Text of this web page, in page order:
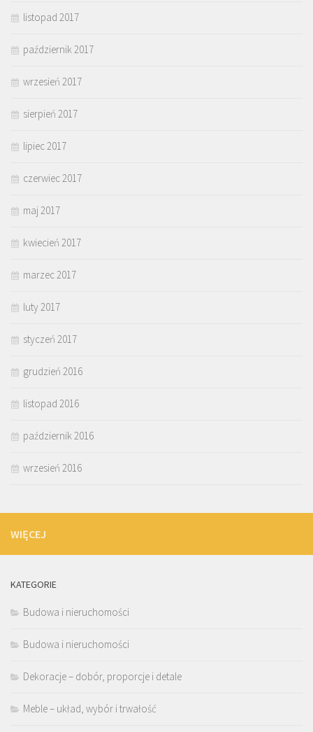
listopad 2017
październik 2017
wrzesień 2017
sierpień 2017
lipiec 2017
czerwiec 2017
maj 2017
kwiecień 2017
marzec 2017
luty 2017
styczeń 2017
grudzień 2016
listopad 2016
październik 2016
wrzesień 2016
WIĘCEJ
KATEGORIE
Budowa i nieruchomości
Budowa i nieruchomości
Dekoracje – dobór, proporcje i detale
Meble – układ, wybór i trwałość